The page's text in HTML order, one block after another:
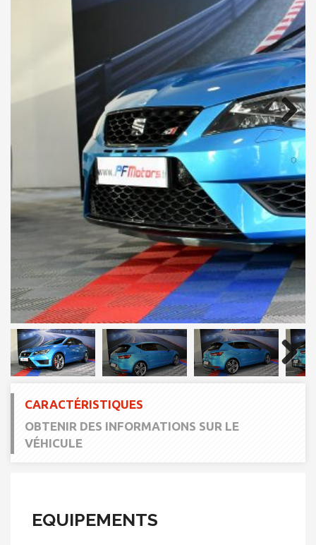
Next
Next
CARACTÉRISTIQUES
OBTENIR DES INFORMATIONS SUR LE
VÉHICULE
EQUIPEMENTS